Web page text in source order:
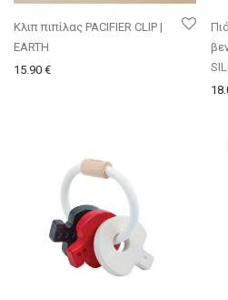
Κλιπ πιπίλας PACIFIER CLIP |
EARTH
15.90 €